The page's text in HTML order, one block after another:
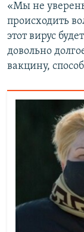
«Мы не
происходить
этот вирус
довольно
вакцину,